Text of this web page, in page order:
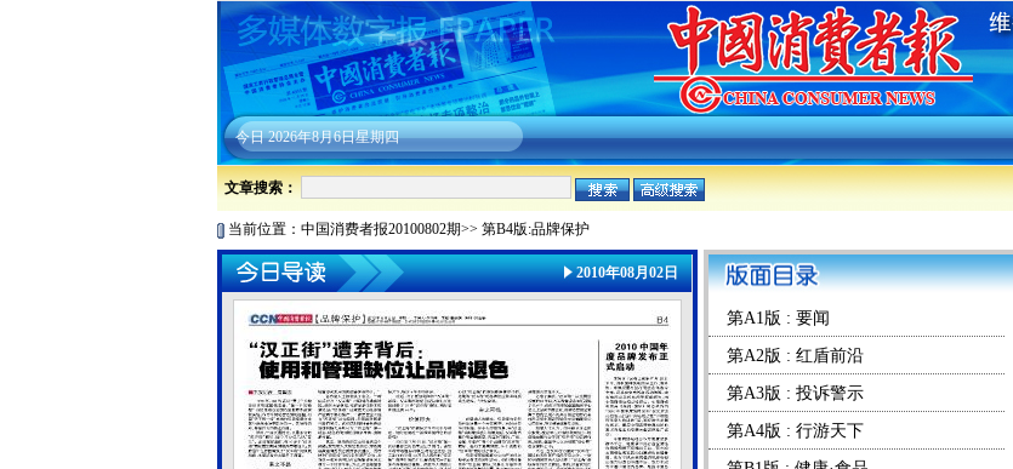
今日2026年8月6日星期四
文章搜索：
当前位置： 中国消费者报20100802期>> 第B4版:品牌保护
2010年08月02日
第A1版 : 要闻
第A2版 : 红盾前沿
第A3版 : 投诉警示
第A4版 : 行游天下